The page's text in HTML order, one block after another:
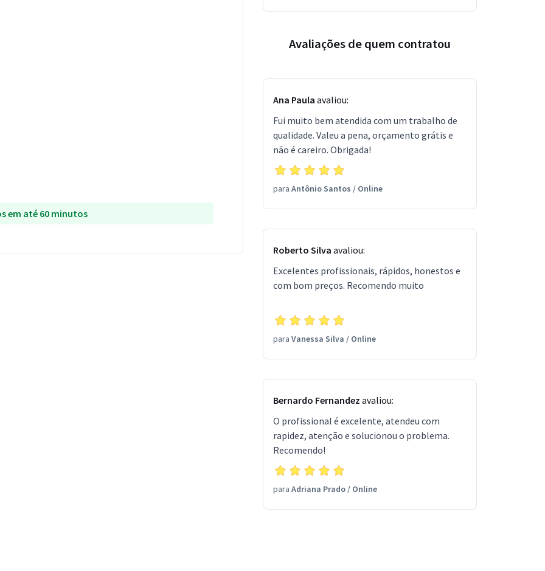
em até 60 minutos
Avaliações de quem contratou
Ana Paula avaliou:
Fui muito bem atendida com um trabalho de
qualidade. Valeu a pena, orçamento grátis e
não é careiro. Obrigada!
para Antônio Santos / Online
Roberto Silva avaliou:
Excelentes profissionais, rápidos, honestos e
com bom preços. Recomendo muito
para Vanessa Silva / Online
Bernardo Fernandez avaliou:
O profissional é excelente, atendeu com
rapidez, atenção e solucionou o problema.
Recomendo!
para Adriana Prado/ Online